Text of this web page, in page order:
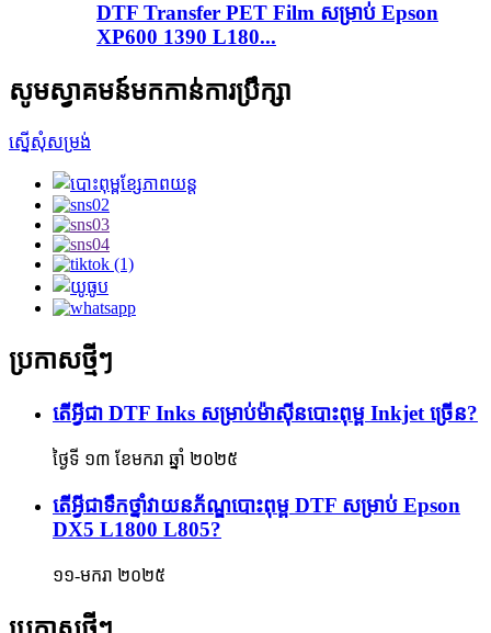
DTF Transfer PET Film សម្រាប់ Epson
XP600 1390 L180...
សូមស្វាគមន៍មកកាន់ការប្រឹក្សា
ស្នើសុំសម្រង់
ប្រកាសថ្មីៗ
តើអ្វីជា DTF Inks សម្រាប់ម៉ាស៊ីនបោះពុម្ព Inkjet ច្រើន?
ថ្ងៃទី ១៣ ខែមករា ឆ្នាំ ២០២៥
តើអ្វីជាទឹកថ្នាំវាយនភ័ណ្ឌបោះពុម្ព DTF សម្រាប់ Epson
DX5 L1800 L805?
១១-មករា ២០២៥